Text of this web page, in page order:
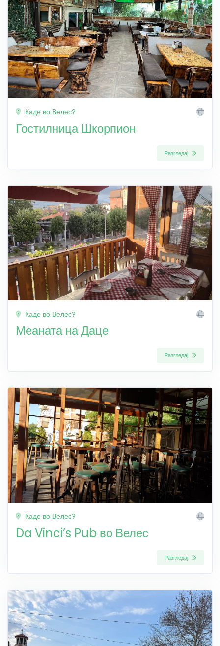
Каде во Велес?
Гостилница Шкорпион
Разгледај
Каде во Велес?
Меаната на Даце
Разгледај
Каде во Велес?
Da Vinci’s Pub во Велес
Разгледај